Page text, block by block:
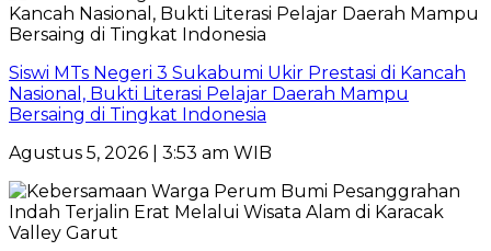
Siswi MTs Negeri 3 Sukabumi Ukir Prestasi di Kancah
Nasional, Bukti Literasi Pelajar Daerah Mampu
Bersaing di Tingkat Indonesia
Agustus 5, 2026 | 3:53 am WIB